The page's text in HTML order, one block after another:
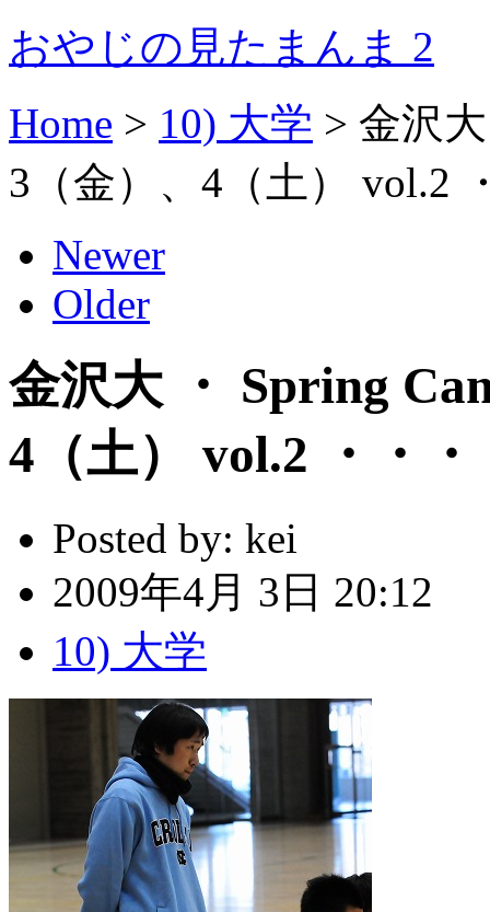
おやじの見たまんま 2
Home > 10) 大学 > 金沢
3（金）、4（土） vol.2
Newer
Older
金沢大 ・ Spring
4（土） vol.2 ・・・
Posted by: kei
2009年4月 3日 20:12
10) 大学